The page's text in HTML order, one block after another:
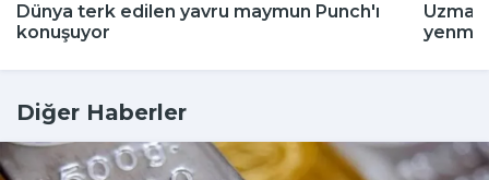
Dünya terk edilen yavru maymun Punch'ı
konuşuyor
Diğer Haberler